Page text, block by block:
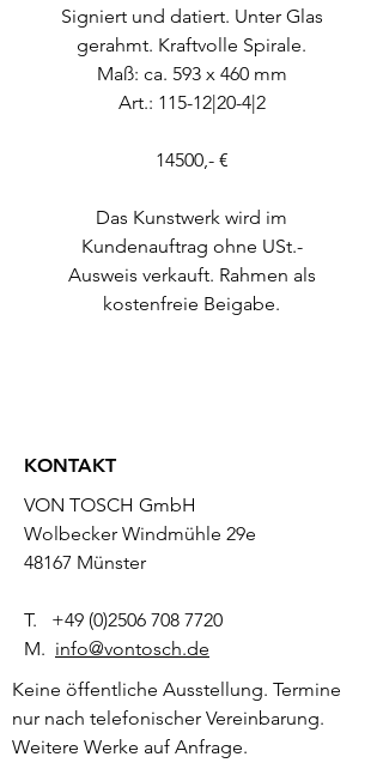
Signiert und datiert. Unter Glas
gerahmt. Kraftvolle Spirale.
Maß: ca. 593 x 460 mm
Art.: 115-12|20-4|2
14500,- €
Das Kunstwerk wird im
Kundenauftrag ohne USt.-
Ausweis verkauft. Rahmen als
kostenfreie Beigabe.
KONTAKT
VON TOSCH GmbH
Wolbecker Windmühle 29e
48167 Münster
T. +49 (0)2506 708 7720
M. info@vontosch.de
Keine öffentliche Ausstellung. Termine
nur nach telefonischer Vereinbarung.
Weitere Werke auf Anfrage.